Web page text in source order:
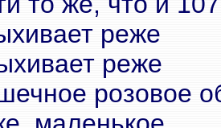
реже
реже
розовое